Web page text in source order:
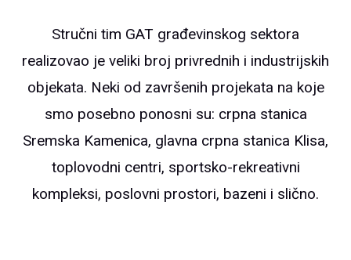
Stručni tim GAT građevinskog sektora
realizovao je veliki broj privrednih i industrijskih
objekata. Neki od završenih projekata na koje
smo posebno ponosni su: crpna stanica
Sremska Kamenica, glavna crpna stanica Klisa,
toplovodni centri, sportsko-rekreativni
kompleksi, poslovni prostori, bazeni i slično.